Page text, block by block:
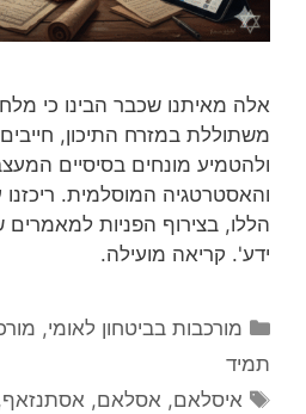
אלה מאיתנו שכבר הבינו כי
משתוללת במזרח התיכון,
ולהטמיע מונחים בסיסיים
והאסטרטגיה המוסלמית.
הללו, בצירוף הפניות למאמרים
ידע'. קריאה מועילה.
קטגוריות
מורכבות בביטחון לאומי,
תמיד
תגיות
איסלאם, אסלאם, אסתנזאף